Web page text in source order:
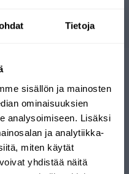
Tietoja
sisällön ja mainosten
ominaisuuksien
analysoimiseen. Lisäksi
ja analytiikka-
miten käytät
yhdistää näitä